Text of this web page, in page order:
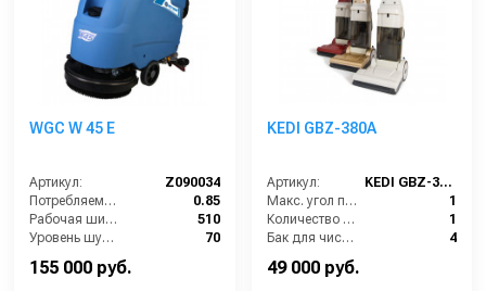
WGC W 45 E
Артикул:
Z090034
Потребляемая мощность (кВт):
0.85
Рабочая ширина щеток (мм):
510
Уровень шума (дБ):
70
155 000 руб.
KEDI GBZ-380A
Артикул:
KEDI GBZ-380A
Макс. угол подъема (%):
1
Количество щеток (шт):
1
Бак для чистой воды (л):
4
Давление прижима щетки (г/см2):
49 000 руб.